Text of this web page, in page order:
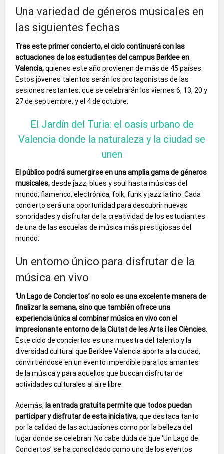
Una variedad de géneros musicales en
las siguientes fechas
Tras este primer concierto, el ciclo continuará con las
actuaciones de los estudiantes del campus Berklee en
Valencia,quienes este año provienen de más de 45 países.
Estos jóvenes talentos serán los protagonistas de las
sesiones restantes, que se celebrarán los viernes 6, 13, 20 y
27 de septiembre, y el 4 de octubre.
El Jardín del Turia: el oasis urbano de
Valencia donde la naturaleza y la ciudad se
unen
El público podrá sumergirse en una amplia gama de géneros
musicales,desde jazz, blues y soul hasta músicas del
mundo, flamenco, electrónica, folk, funk y jazz latino. Cada
concierto será una oportunidad para descubrir nuevas
sonoridades y disfrutar de la creatividad de los estudiantes
de una de las escuelas de música más prestigiosas del
mundo.
Un entorno único para disfrutar de la
música en vivo
‘Un Lago de Conciertos’ no solo es una excelente manera de
finalizar la semana, sino que también ofrece una
experiencia única al combinar música en vivo con el
impresionante entorno de la Ciutat de les Arts i les Ciències.
Este ciclo de conciertos es una muestra del talento y la
diversidad cultural que Berklee Valencia aporta a la ciudad,
convirtiéndose en un evento imperdible para los amantes
de la música y para aquellos que buscan disfrutar de
actividades culturales al aire libre.
Además,la entrada gratuita permite que todos puedan
participar y disfrutar de esta iniciativa,que destaca tanto
por la calidad de las actuaciones como por la belleza del
lugar donde se celebran. No cabe duda de que ‘Un Lago de
Conciertos’ se ha consolidado como uno de los eventos